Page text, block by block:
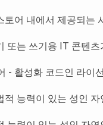
토어 내에서 제공되는
또는 쓰기용 IT 콘텐
- 활성화 코드인 라이
적 능력이 있는 성인